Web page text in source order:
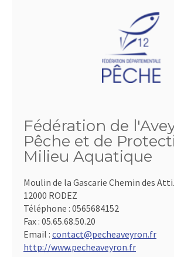
Fédération de
Pêche et de
Milieu Aquatique
Moulin de la Gascarie Chemin des
12000 RODEZ
Téléphone : 0565684152
Fax : 05.65.68.50.20
Email : contact@pecheaveyron.fr
http://www.pecheaveyron.fr